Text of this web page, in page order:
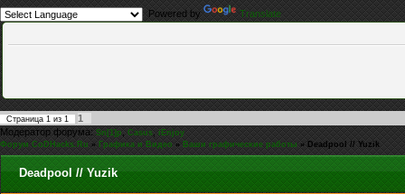
Powered by Translate
Страница 1 из 1
1
Модератор форума:Sn[1]p,Casus,iEnjoy
Форум CoDHacks.Ru » Графика и Видео » Ваши графические работы » Deadpool // Yuzik
Deadpool // Yuzik